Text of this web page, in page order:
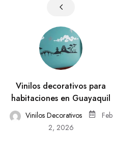
Vinilos decorativos para
habitaciones en Guayaquil
Vinilos Decorativos
Feb
2, 2026